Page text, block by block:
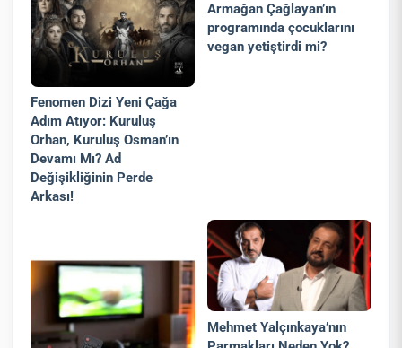
Fenomen Dizi Yeni Çağa
Adım Atıyor: Kuruluş
Orhan, Kuruluş Osman’ın
Devamı Mı? Ad
Değişikliğinin Perde
Arkası!
Armağan Çağlayan’ın
programında çocuklarını
vegan yetiştirdi mi?
Mehmet Yalçınkaya’nın